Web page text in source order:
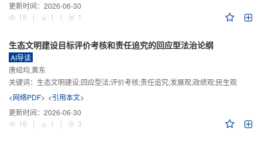
更新时间： 2026-06-30
15
| 1 | 1
生态文明建设目标评价考核和责任追究的回应型法治论纲
AI导读
唐绍均,黄东
关键词： 生态文明建设;回应型法;评价考核;责任追究;发展观;政绩观;民生观
<网络PDF> <引用本文>
更新时间： 2026-06-30
16
| 1 | 3